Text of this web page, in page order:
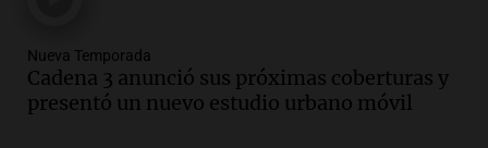
memoria y justicia
Noticias Rosario
Episodios
Nueva Temporada
Cadena 3 anunció sus próximas coberturas y
presentó un nuevo estudio urbano móvil